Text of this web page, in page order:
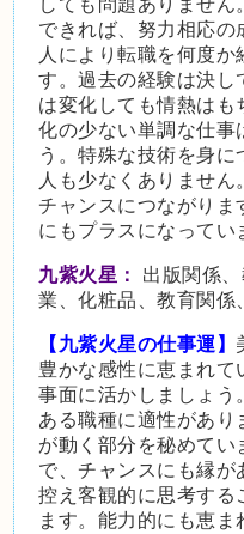
しても問題ありませ
できれば、努力相応の
人により転職を何度
す。過去の経験は決し
は変化しても情熱はも
化の少ない単調な仕事
う。特殊な技術を身
人も少なくありませ
チャンスにつながりま
にもプラスになってい
九紫火星：
出版関係
業、化粧品、教育関係
【九紫火星の仕事運】
豊かな感性に恵まれて
事面に活かしましょう
ある職種に適性があり
が動く部分を秘めてい
で、チャンスにも縁が
控え客観的に思考する
ます。能力的にも恵